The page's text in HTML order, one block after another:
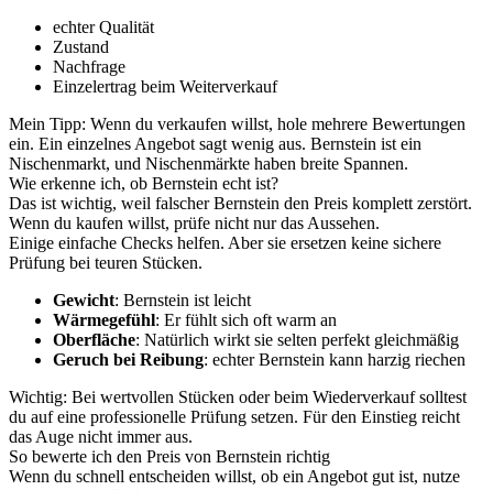
echter Qualität
Zustand
Nachfrage
Einzelertrag beim Weiterverkauf
Mein Tipp: Wenn du verkaufen willst, hole mehrere Bewertungen
ein. Ein einzelnes Angebot sagt wenig aus. Bernstein ist ein
Nischenmarkt, und Nischenmärkte haben breite Spannen.
Wie erkenne ich, ob Bernstein echt ist?
Das ist wichtig, weil falscher Bernstein den Preis komplett zerstört.
Wenn du kaufen willst, prüfe nicht nur das Aussehen.
Einige einfache Checks helfen. Aber sie ersetzen keine sichere
Prüfung bei teuren Stücken.
Gewicht: Bernstein ist leicht
Wärmegefühl: Er fühlt sich oft warm an
Oberfläche: Natürlich wirkt sie selten perfekt gleichmäßig
Geruch bei Reibung: echter Bernstein kann harzig riechen
Wichtig: Bei wertvollen Stücken oder beim Wiederverkauf solltest
du auf eine professionelle Prüfung setzen. Für den Einstieg reicht
das Auge nicht immer aus.
So bewerte ich den Preis von Bernstein richtig
Wenn du schnell entscheiden willst, ob ein Angebot gut ist, nutze